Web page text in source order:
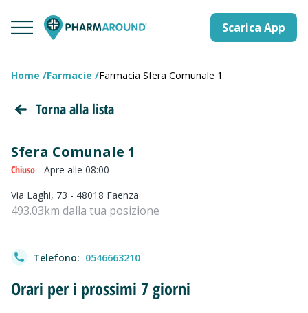
Scarica App
Home Farmacie Farmacia Sfera Comunale 1
Torna alla lista
Sfera Comunale 1
Chiuso - Apre alle 08:00
Via Laghi, 73 - 48018 Faenza
493.03km dalla tua posizione
Telefono: 0546663210
Orari per i prossimi 7 giorni